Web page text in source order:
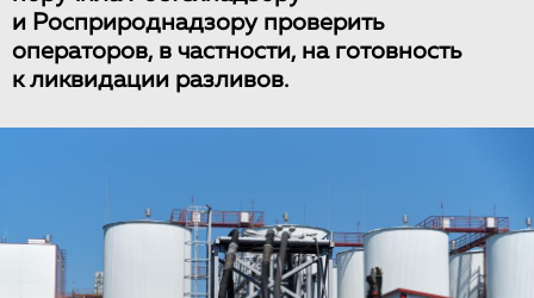
и Росприроднадзору проверить
операторов, в частности, на готовность
к ликвидации разливов.